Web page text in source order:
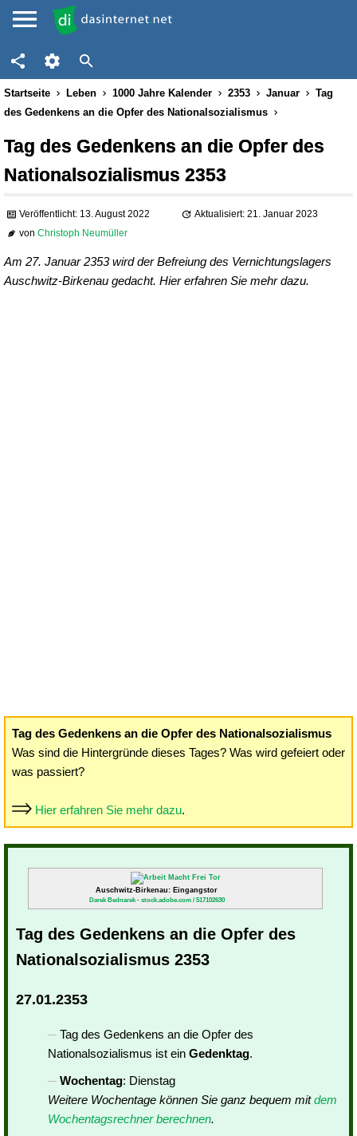
Startseite Leben 1000 Jahre Kalender 2353 Januar
Tag
des Gedenkens an die Opfer des Nationalsozialismus
Tag des Gedenkens an die Opfer des
Nationalsozialismus 2353
Veröffentlicht: 13. August 2022
Aktualisiert: 21. Januar 2023
vonChristoph Neumüller
Am 27. Januar 2353 wird der Befreiung des Vernichtungslagers
Auschwitz-Birkenau gedacht. Hier erfahren Sie mehr dazu.
Tag des Gedenkens an die Opfer des Nationalsozialismus
Was sind die Hintergründe dieses Tages? Was wird gefeiert oder
was passiert?
Hier erfahren Sie mehr dazu.
Auschwitz-Birkenau: Eingangstor
Darek Bednarek - stock.adobe.com / 517102630
Tag des Gedenkens an die Opfer des
Nationalsozialismus 2353
27.01.2353
Tag des Gedenkens an die Opfer des
Nationalsozialismus ist ein Gedenktag.
Wochentag: Dienstag
Weitere Wochentage können Sie ganz bequem mitdem
Wochentagsrechner berechnen.